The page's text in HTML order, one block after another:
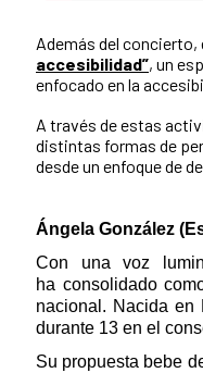
Además del concierto,
accesibilidad”, un
enfocado en la
A través de estas
distintas formas de
desde un enfoque de
Ángela González
Con una voz
ha consolidado
nacional. Nacida en
durante 13 en el
Su propuesta bebe